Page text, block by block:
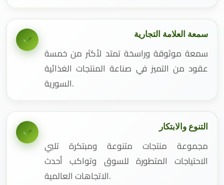
سمعة العلامة التجارية
سمعة موثوقة وراسخة تمتد لأكثر من خمسة
عقود من التميز في صناعة المنتجات الغذائية
السورية.
التنوع والابتكار
مجموعة منتجات متنوعة ومبتكرة تلبي
الاحتياجات المتطورة للسوق وتواكب أحدث
الاتجاهات العالمية.